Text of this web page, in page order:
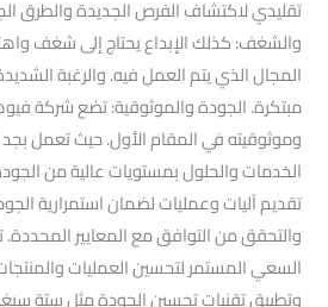
تقليدي لاكتشاف الفرص الجديدة والطرق
والشغف: كذلك الإبداع يحتاج إلى شغف
المجال الذي يتم العمل فيه. والرغبة
مبتكرة. الجودة والموثوقية: تضع شركة
وموثوقيته في المقام الأول. حيث تعمل
الخدمات والحلول بمستويات عالية من
تقديم آليات وعمليات لضمان استمرارية
والتحقق من التوافق مع المعايير
السعي المستمر لتحسين العمليات
وتطبيق تقنيات تحسين الجودة مثل ستة